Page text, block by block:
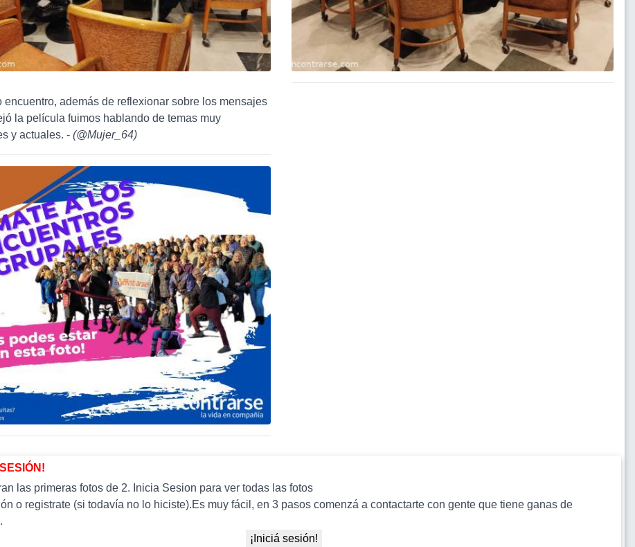
encuentro, además de reflexionar sobre los mensajes
la película fuimos hablando de temas muy
y actuales. - (@Mujer_64)
las primeras fotos de 2. Inicia Sesion para ver todas las fotos
o registrate (si todavía no lo hiciste).Es muy fácil, en 3 pasos comenzá a contactarte con gente que tiene ganas de
¡Iniciá sesión!